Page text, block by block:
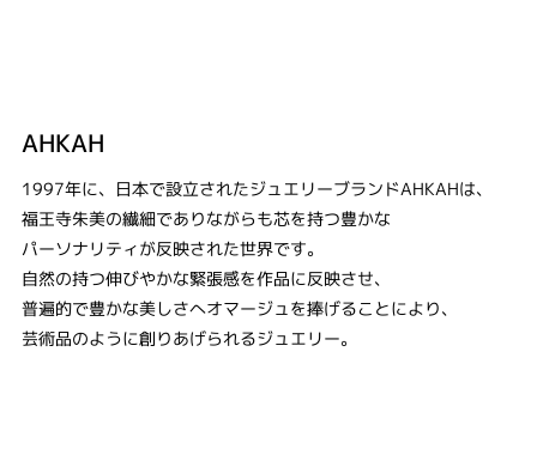
AHKAH
1997年に、日本で設立されたジュエリーブランドAHKAHは、
福王寺朱美の繊細でありながらも芯を持つ豊かな
パーソナリティが反映された世界です。
自然の持つ伸びやかな緊張感を作品に反映させ、
普遍的で豊かな美しさへオマージュを捧げることにより、
芸術品のように創りあげられるジュエリー。